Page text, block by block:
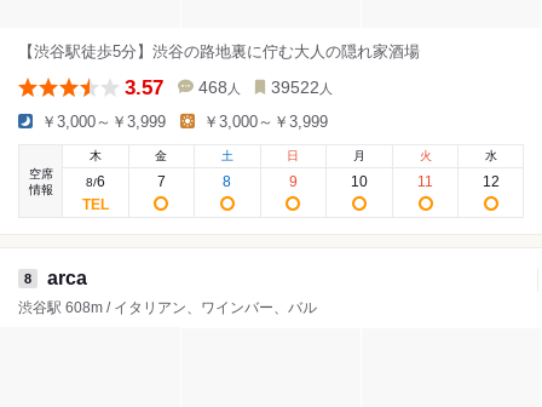
【渋谷駅徒歩5分】渋谷の路地裏に佇む大人の隠れ家酒場
3.57 468 人 39522 人
￥3,000～￥3,999 ￥3,000～￥3,999
空席
情報
木
8/6
金
7
土
8
日
9
月
10
火
11
水
12
8 arca
渋谷駅 608m / イタリアン、ワインバー、バル